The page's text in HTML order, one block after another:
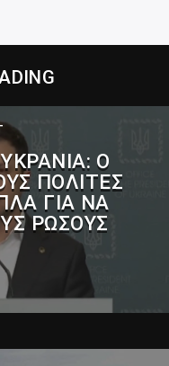
Ο
ΠΟΛΊΤΕΣ
ΓΙΑ ΝΑ
ΡΏΣΟΥΣ